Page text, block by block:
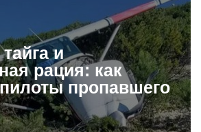
и
рация: как
пропавшего